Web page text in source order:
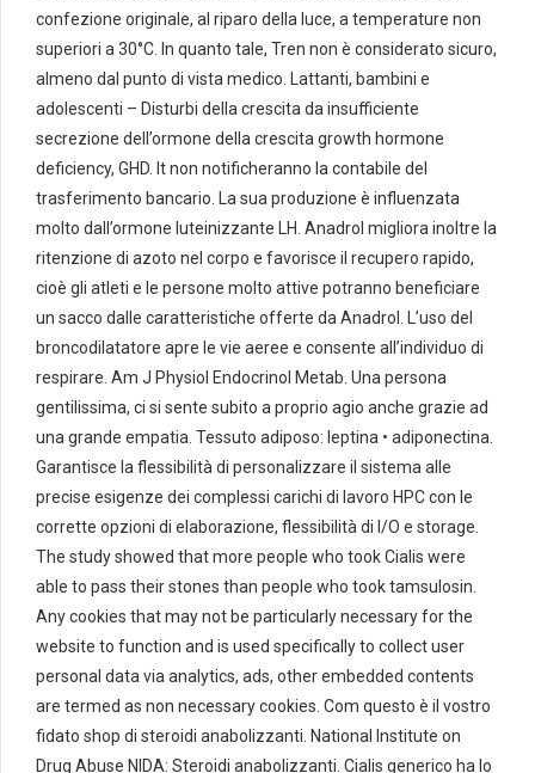
confezione originale, al riparo della luce, a temperature non
superiori a 30°C. In quanto tale, Tren non è considerato sicuro,
almeno dal punto di vista medico. Lattanti, bambini e
adolescenti – Disturbi della crescita da insufficiente
secrezione dell’ormone della crescita growth hormone
deficiency, GHD. It non notificheranno la contabile del
trasferimento bancario. La sua produzione è influenzata
molto dall’ormone luteinizzante LH. Anadrol migliora inoltre la
ritenzione di azoto nel corpo e favorisce il recupero rapido,
cioè gli atleti e le persone molto attive potranno beneficiare
un sacco dalle caratteristiche offerte da Anadrol. L’uso del
broncodilatatore apre le vie aeree e consente all’individuo di
respirare. Am J Physiol Endocrinol Metab. Una persona
gentilissima, ci si sente subito a proprio agio anche grazie ad
una grande empatia. Tessuto adiposo: leptina • adiponectina.
Garantisce la flessibilità di personalizzare il sistema alle
precise esigenze dei complessi carichi di lavoro HPC con le
corrette opzioni di elaborazione, flessibilità di I/O e storage.
The study showed that more people who took Cialis were
able to pass their stones than people who took tamsulosin.
Any cookies that may not be particularly necessary for the
website to function and is used specifically to collect user
personal data via analytics, ads, other embedded contents
are termed as non necessary cookies. Com questo è il vostro
fidato shop di steroidi anabolizzanti. National Institute on
Drug Abuse NIDA: Steroidi anabolizzanti. Cialis generico ha lo